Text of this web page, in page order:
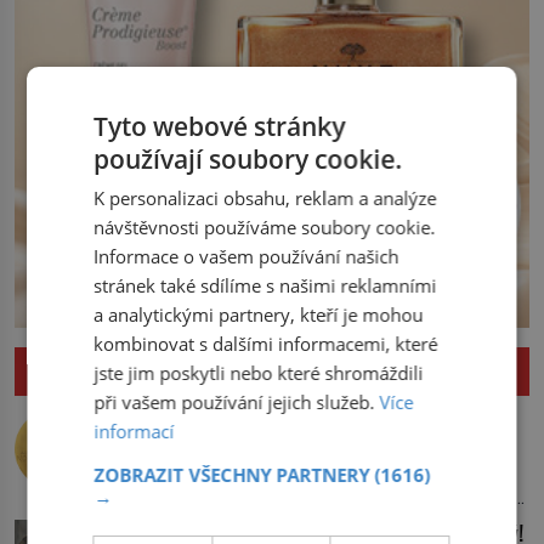
ZAJÍMAVOSTI
Nejlepší úkryt pro Nobelovy ceny?
Po dvou dlouhých letech otevírá dveře
aby pak ulpěly na regálu, kde se nachází
Upíří jelen: Seznamte se, kabar pižmový!
Tyto webové stránky
používají soubory cookie.
K personalizaci obsahu, reklam a analýze
návštěvnosti používáme soubory cookie.
Informace o vašem používání našich
stránek také sdílíme s našimi reklamními
a analytickými partnery, kteří je mohou
kombinovat s dalšími informacemi, které
jste jim poskytli nebo které shromáždili
při vašem používání jejich služeb.Více
informací
ZOBRAZIT VŠECHNY PARTNERY(1616)
→